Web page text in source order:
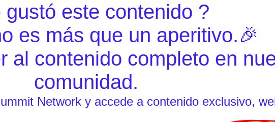
gustó este contenido ?
es más que un aperitivo.🎉
al contenido completo en
comunidad.
Network y accede a contenido exclusivo,